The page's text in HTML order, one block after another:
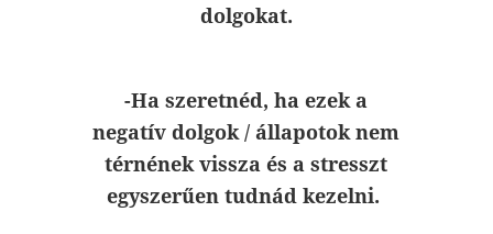
dolgokat.
-Ha szeretnéd, ha ezek a
negatív dolgok / állapotok nem
térnének vissza és a stresszt
egyszerűen tudnád kezelni.